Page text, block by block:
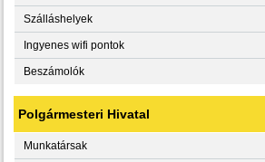
Szálláshelyek
Ingyenes wifi pontok
Beszámolók
Polgármesteri Hivatal
Munkatársak